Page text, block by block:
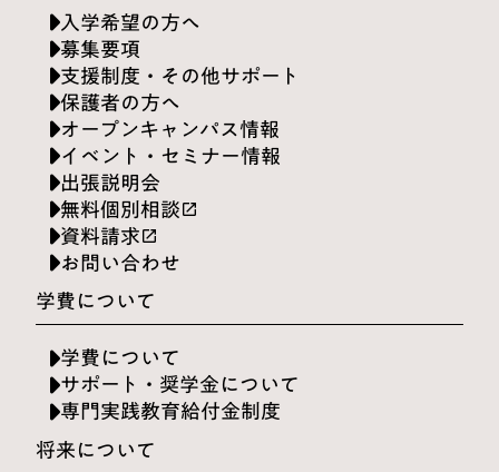
入学希望の方へ
募集要項
支援制度・その他サポート
保護者の方へ
オープンキャンパス情報
イベント・セミナー情報
出張説明会
無料個別相談launch
資料請求launch
お問い合わせ
学費について
学費について
サポート・奨学金について
専門実践教育給付金制度
将来について